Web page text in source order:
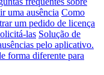
uma ausência Como
um pedido de licença
las Solução de
pelo aplicativo.
forma diferente para